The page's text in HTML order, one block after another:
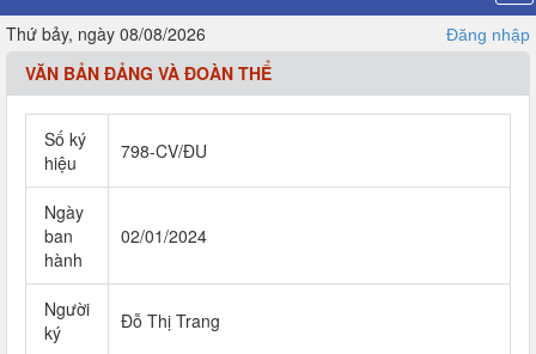
Thứ bảy, ngày 08/08/2026 Đăng nhập
VĂN BẢN ĐẢNG VÀ ĐOÀN THỂ
Số ký
hiệu
798-CV/ĐU
Ngày
ban
hành
02/01/2024
Người
ký
Đỗ Thị Trang